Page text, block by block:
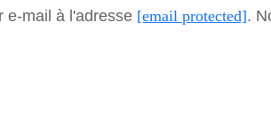
e-mail à l'adresse [email protected].